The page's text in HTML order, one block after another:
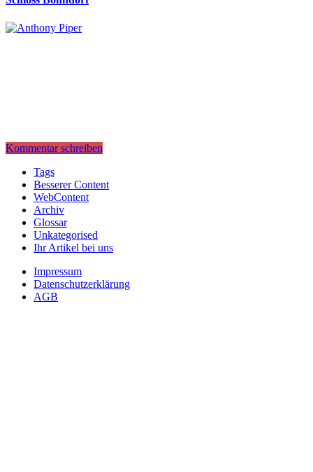
Kommentar schreiben
Tags
Besserer Content
WebContent
Archiv
Glossar
Unkategorised
Ihr Artikel bei uns
Impressum
Datenschutzerklärung
AGB